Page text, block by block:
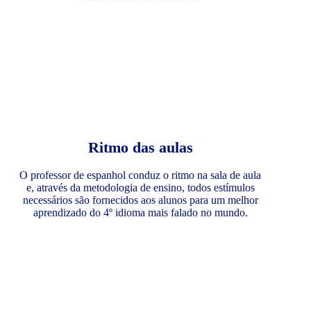
Ritmo das aulas
O professor de espanhol conduz o ritmo na sala de aula
e, através da metodologia de ensino, todos estímulos
necessários são fornecidos aos alunos para um melhor
aprendizado do 4º idioma mais falado no mundo.